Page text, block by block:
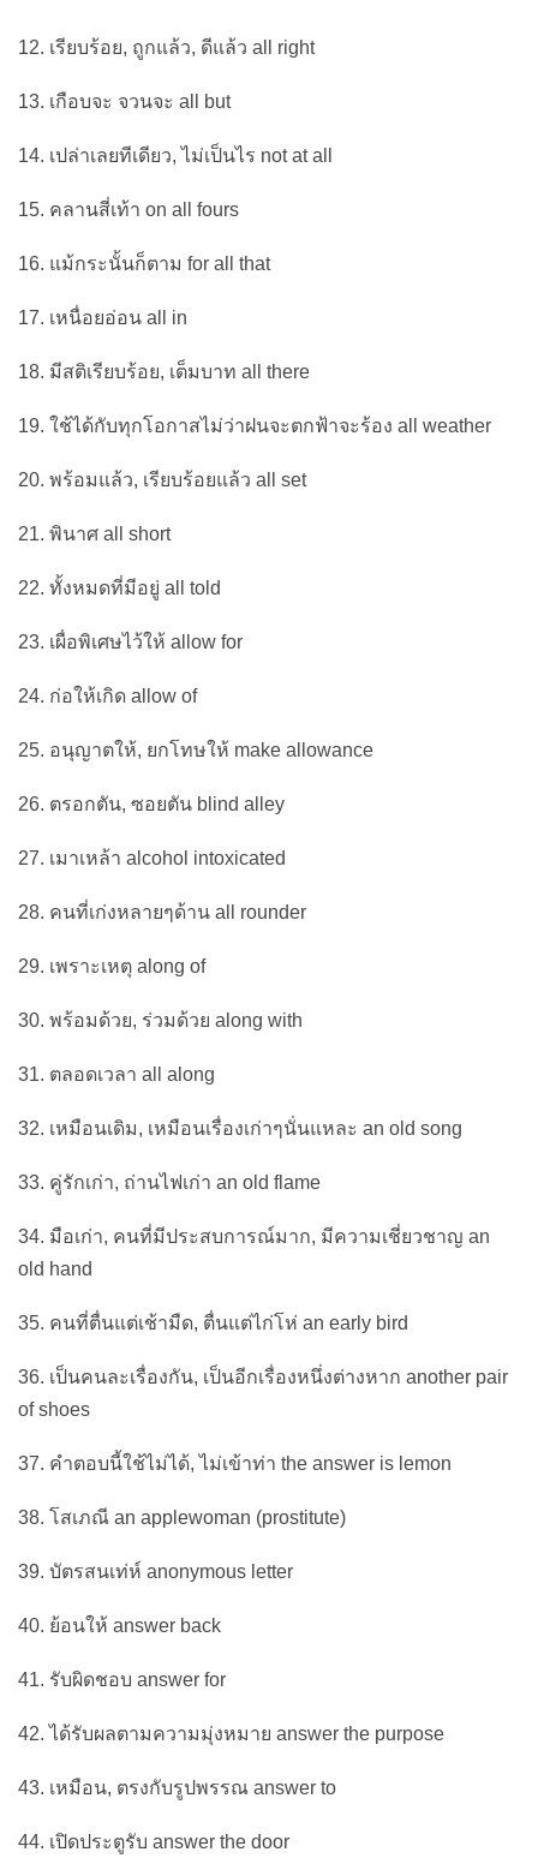
12. เรียบร้อย, ถูกแล้ว, ดีแล้ว all right
13. เกือบจะ จวนจะ all but
14. เปล่าเลยทีเดียว, ไม่เป็นไร not at all
15. คลานสี่เท้า on all fours
16. แม้กระนั้นก็ตาม for all that
17. เหนื่อยอ่อน all in
18. มีสติเรียบร้อย, เต็มบาท all there
19. ใช้ได้กับทุกโอกาสไม่ว่าฝนจะตกฟ้าจะร้อง all weather
20. พร้อมแล้ว, เรียบร้อยแล้ว all set
21. พินาศ all short
22. ทั้งหมดที่มีอยู่ all told
23. เผื่อพิเศษไว้ให้ allow for
24. ก่อให้เกิด allow of
25. อนุญาตให้, ยกโทษให้ make allowance
26. ตรอกตัน, ซอยตัน blind alley
27. เมาเหล้า alcohol intoxicated
28. คนที่เก่งหลายๆด้าน all rounder
29. เพราะเหตุ along of
30. พร้อมด้วย, ร่วมด้วย along with
31. ตลอดเวลา all along
32. เหมือนเดิม, เหมือนเรื่องเก่าๆนั่นแหละ an old song
33. คู่รักเก่า, ถ่านไฟเก่า an old flame
34. มือเก่า, คนที่มีประสบการณ์มาก, มีความเชี่ยวชาญ an
old hand
35. คนที่ตื่นแต่เช้ามืด, ตื่นแต่ไก่โห่ an early bird
36. เป็นคนละเรื่องกัน, เป็นอีกเรื่องหนึ่งต่างหาก another pair
of shoes
37. คำตอบนี้ใช้ไม่ได้, ไม่เข้าท่า the answer is lemon
38. โสเภณี an applewoman (prostitute)
39. บัตรสนเท่ห์ anonymous letter
40. ย้อนให้ answer back
41. รับผิดชอบ answer for
42. ได้รับผลตามความมุ่งหมาย answer the purpose
43. เหมือน, ตรงกับรูปพรรณ answer to
44. เปิดประตูรับ answer the door